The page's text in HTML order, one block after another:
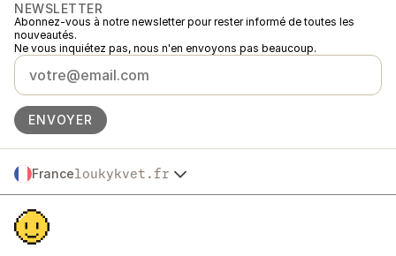
NEWSLETTER
Abonnez-vous à notre newsletter pour rester informé de toutes les
nouveautés.
Ne vous inquiétez pas, nous n'en envoyons pas beaucoup.
ENVOYER
Franceloukykvet.fr
Česko
Slovensko
Polska
Österreich
Loukykvět s.r.o. est immatriculée au Registre du Commerce du Tribunal
municipal de Prague, section C, dossier 268616.